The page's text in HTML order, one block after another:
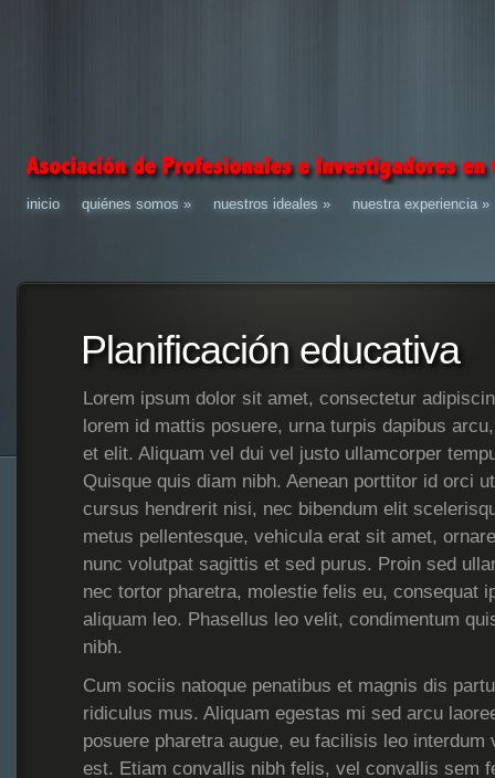
inicio quiénes somos » nuestros ideales » nuestra experiencia»
Planificación educativa
Lorem ipsum dolor sit amet, consectetur
lorem id mattis posuere, urna turpis dapibus
et elit. Aliquam vel dui vel justo ullamcorper
Quisque quis diam nibh. Aenean porttitor id orci
cursus hendrerit nisi, nec bibendum elit
metus pellentesque, vehicula erat sit amet,
nunc volutpat sagittis et sed purus. Proin sed
nec tortor pharetra, molestie felis eu, consequat
aliquam leo. Phasellus leo velit, condimentum
nibh.
Cum sociis natoque penatibus et magnis dis
ridiculus mus. Aliquam egestas mi sed arcu
posuere pharetra augue, eu facilisis leo interdum
est. Etiam convallis nibh felis, vel convallis sem